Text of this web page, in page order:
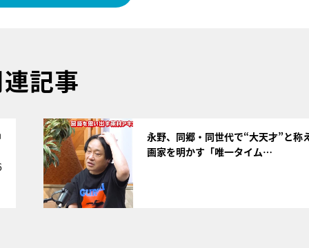
記事
永野、同郷・同世代で“大天才”と称
画家を明かす「唯一タイム…